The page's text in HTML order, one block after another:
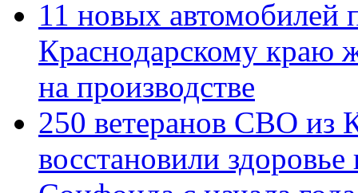
11 новых автомобилей
Краснодарскому краю
на производстве
250 ветеранов СВО из
восстановили